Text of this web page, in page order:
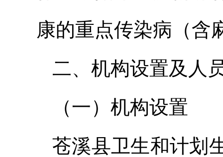
康的重点传染病（含
二、机构设置及人
（一）机构设置
苍溪县卫生和计划